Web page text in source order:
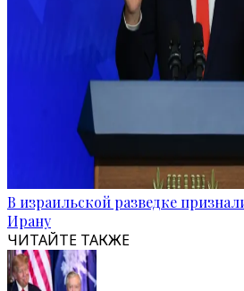
В израильской разведке
Ирану
ЧИТАЙТЕ ТАКЖЕ